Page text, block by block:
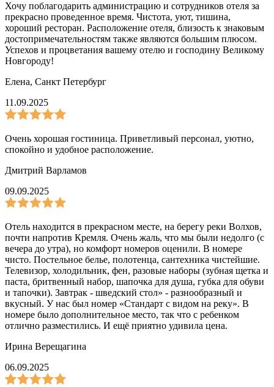
Хочу поблагодарить администрацию и сотрудников отеля за
прекрасно проведенное время. Чистота, уют, тишина,
хороший ресторан. Расположение отеля, близость к знаковым
достопримечательностям также являются большим плюсом.
Успехов и процветания вашему отелю и господину Великому
Новгороду!
Елена, Санкт Петербург
11.09.2025
Очень хорошая гостиница. Приветливый персонал, уютно,
спокойно и удобное расположение.
Дмитрий Варламов
09.09.2025
Отель находится в прекрасном месте, на берегу реки Волхов,
почти напротив Кремля. Очень жаль, что мы были недолго (с
вечера до утра), но комфорт номеров оценили. В номере
чисто. Постельное белье, полотенца, сантехника чистейшие.
Телевизор, холодильник, фен, разовые наборы (зубная щетка и
паста, бритвенный набор, шапочка для душа, губка для обуви
и тапочки). Завтрак - шведский стол» - разнообразный и
вкусный. У нас был номер «Стандарт с видом на реку». В
номере было дополнительное место, так что с ребенком
отлично разместились. И ещё приятно удивила цена.
Ирина Верещагина
06.09.2025